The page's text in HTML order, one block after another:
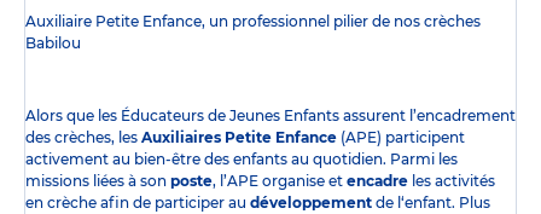
Auxiliaire Petite Enfance, un professionnel pilier de nos crèches
Babilou
Alors que les Éducateurs de Jeunes Enfants assurent l’encadrement
des crèches, les Auxiliaires Petite Enfance (APE) participent
activement au bien-être des enfants au quotidien. Parmi les
missions liées à son poste, l’APE organise et encadre les activités
en crèche afin de participer au développement de l‘enfant. Plus